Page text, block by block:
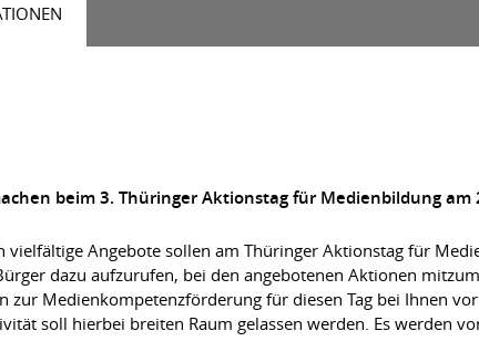
beim 3. Thüringer Aktionstag für Medienbildung am
vielfältige Angebote sollen am Thüringer Aktionstag für
dazu aufzurufen, bei den angebotenen Aktionen
zur Medienkompetenzförderung für diesen Tag bei Ihnen
soll hierbei breiten Raum gelassen werden. Es werden